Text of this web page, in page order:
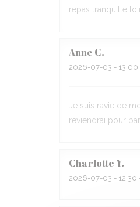
repas tranquille
Anne C
2026-07-03 - 13:00
Je suis ravie de
reviendrai pour
Charlotte Y
2026-07-03 - 12:30